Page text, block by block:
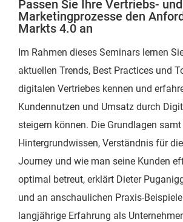
Passen Sie Ihre Vertriebs- und
Marketingprozesse den
Markts 4.0 an
Im Rahmen dieses Seminars lernen
aktuellen Trends, Best Practices und
digitalen Vertriebes kennen und
Kundennutzen und Umsatz durch
steigern können. Die Grundlagen samt
Hintergrundwissen, Verständnis für
Journey und wie man seine Kunden
optimal betreut, erklärt Dieter
und an anschaulichen Praxis-
langjährige Erfahrung als